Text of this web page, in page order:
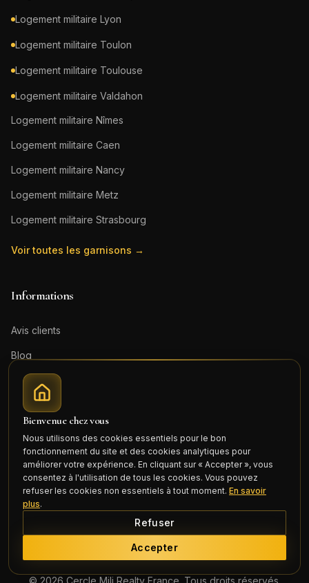
Logement militaire Lyon
Logement militaire Toulon
Logement militaire Toulouse
Logement militaire Valdahon
Logement militaire Nîmes
Logement militaire Caen
Logement militaire Nancy
Logement militaire Metz
Logement militaire Strasbourg
Voir toutes les garnisons →
Informations
Avis clients
Blog
Actualités
Boutique en ligne
Mentions légales
Honoraires (PDF)
Connexion
© 2026 Cercle Mili Realty France. Tous droits réservés.
Bienvenue chez vous
Nous utilisons des cookies essentiels pour le bon
fonctionnement du site et des cookies analytiques pour
améliorer votre expérience. En cliquant sur « Accepter », vous
consentez à l'utilisation de tous les cookies. Vous pouvez
refuser les cookies non essentiels à tout moment. En savoir
plus.
Refuser
Accepter